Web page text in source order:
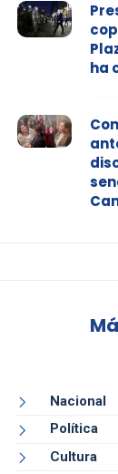
ha
Nacional
Política
Cultura